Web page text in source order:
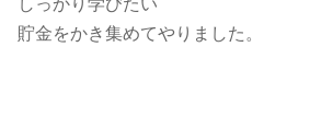
しっかり学びたい
貯金をかき集めてやりました。